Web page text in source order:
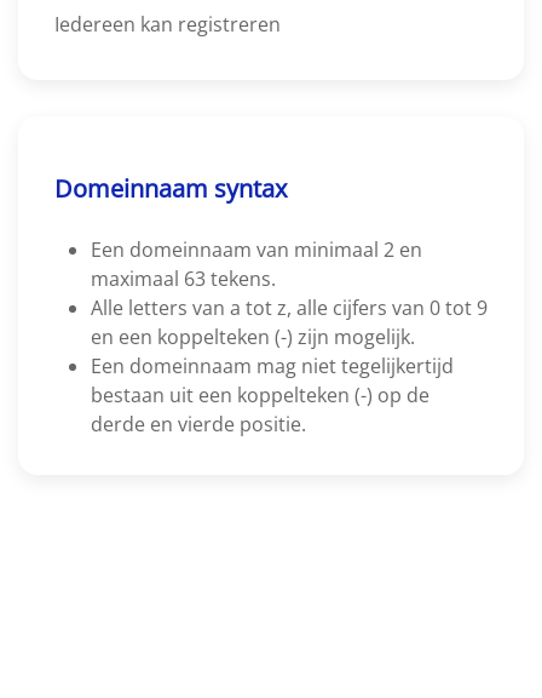
Iedereen kan registreren
Domeinnaam syntax
Een domeinnaam van minimaal 2 en
maximaal 63 tekens.
Alle letters van a tot z, alle cijfers van 0 tot 9
en een koppelteken (-) zijn mogelijk.
Een domeinnaam mag niet tegelijkertijd
bestaan uit een koppelteken (-) op de
derde en vierde positie.